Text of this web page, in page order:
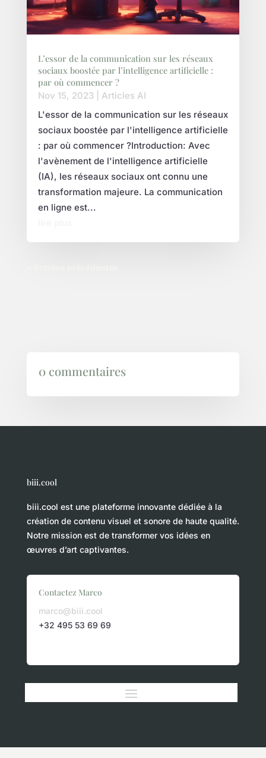
L’essor de la communication sur les réseaux
sociaux boostée par l’intelligence artificielle :
par où commencer ?
Nov 15, 2023| Articles AI
L'essor de la communication sur les réseaux
sociaux boostée par l'intelligence artificielle
: par où commencer ?Introduction: Avec
l'avènement de l'intelligence artificielle
(IA), les réseaux sociaux ont connu une
transformation majeure. La communication
en ligne est...
0 commentaires
biii.cool
biii.cool est une plateforme innovante dédiée à la
création de contenu visuel et sonore de haute qualité.
Notre mission est de transformer vos idées en
œuvres d’art captivantes.
Contactez Marco
marco@biii.cool
+32 495 53 69 69